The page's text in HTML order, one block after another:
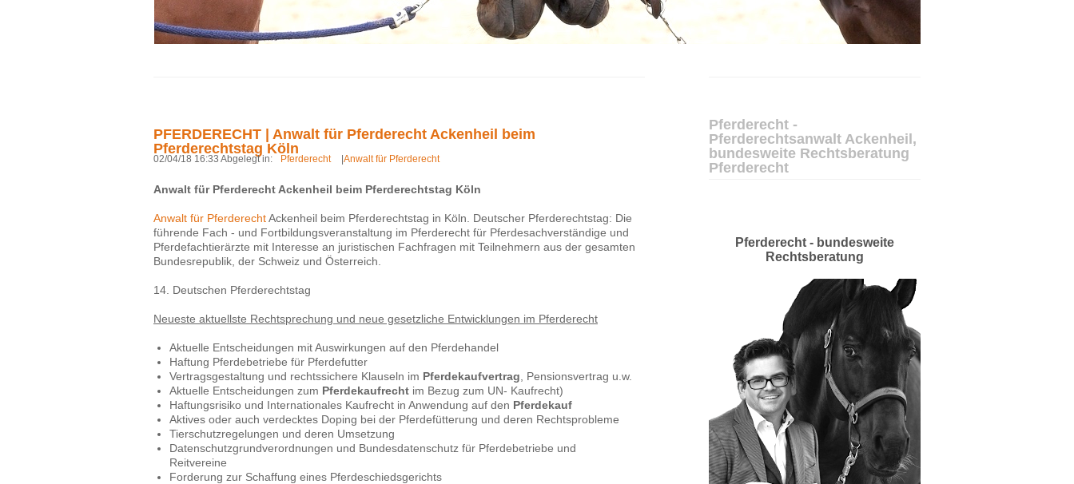
PFERDERECHT | Anwalt für Pferderecht Ackenheil beim
Pferderechtstag Köln
02/04/18 16:33 Abgelegt in: Pferderecht Anwalt für Pferderecht
Anwalt für Pferderecht Ackenheil beim Pferderechtstag Köln
Anwalt für PferderechtAckenheil beim Pferderechtstag in Köln. Deutscher Pferderechtstag: Die
führende Fach - und Fortbildungsveranstaltung im Pferderecht für Pferdesachverständige und
Pferdefachtierärzte mit Interesse an juristischen Fachfragen mit Teilnehmern aus der gesamten
Bundesrepublik, der Schweiz und Österreich.
14. Deutschen Pferderechtstag
Neueste aktuellste Rechtsprechung und neue gesetzliche Entwicklungen im Pferderecht
Aktuelle Entscheidungen mit Auswirkungen auf den Pferdehandel
Haftung Pferdebetriebe für Pferdefutter
Vertragsgestaltung und rechtssichere Klauseln im Pferdekaufvertrag , Pensionsvertrag u.w.
Aktuelle Entscheidungen zum Pferdekaufrecht im Bezug zum UN- Kaufrecht)
Haftungsrisiko und Internationales Kaufrecht in Anwendung auf den Pferdekauf
Aktives oder auch verdecktes Doping bei der Pferdefütterung und deren Rechtsprobleme
Tierschutzregelungen und deren Umsetzung
Datenschutzgrundverordnungen und Bundesdatenschutz für Pferdebetriebe und
Reitvereine
Forderung zur Schaffung eines Pferdeschiedsgerichts
Pferderecht -
Pferderechtsanwalt Ackenheil,
bundesweite Rechtsberatung
Pferderecht
Pferderecht - bundesweite
Rechtsberatung